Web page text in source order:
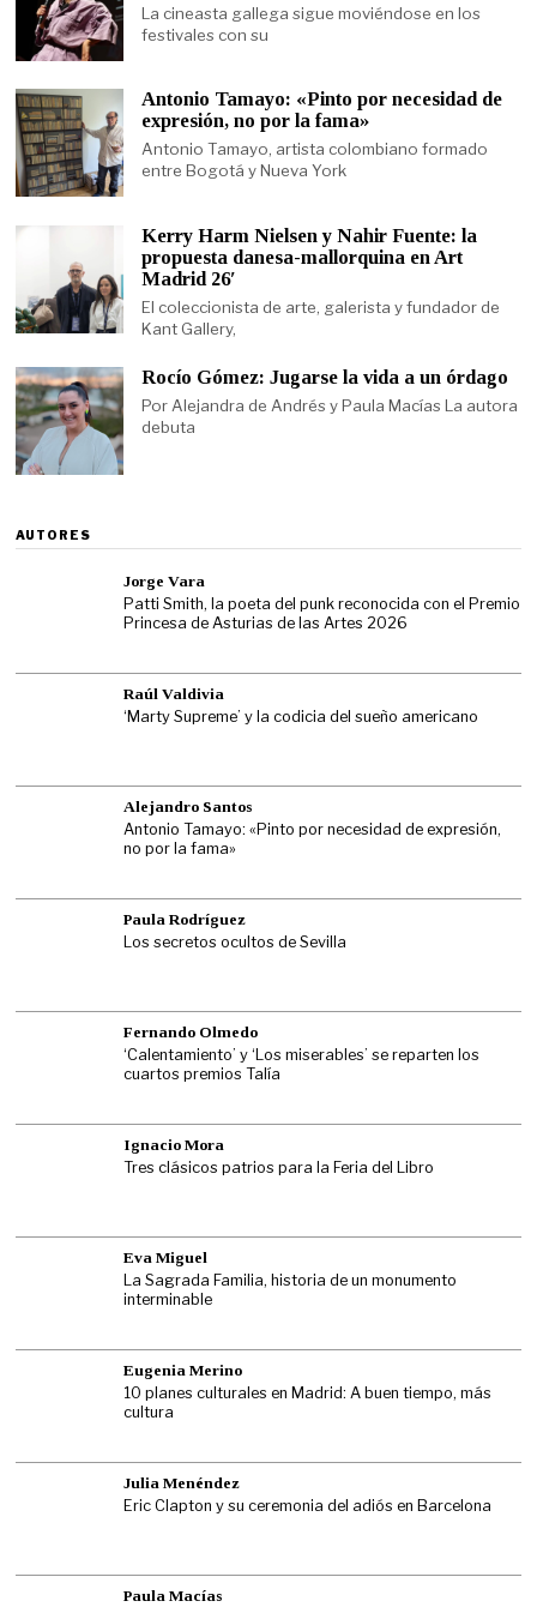
La cineasta gallega sigue moviéndose en los
festivales con su
Antonio Tamayo: «Pinto por necesidad de
expresión, no por la fama»
Antonio Tamayo, artista colombiano formado
entre Bogotá y Nueva York
Kerry Harm Nielsen y Nahir Fuente: la
propuesta danesa-mallorquina en Art
Madrid 26′
El coleccionista de arte, galerista y fundador de
Kant Gallery,
Rocío Gómez: Jugarse la vida a un órdago
Por Alejandra de Andrés y Paula Macías La autora
debuta
AUTORES
Jorge Vara
Patti Smith, la poeta del punk reconocida con el Premio
Princesa de Asturias de las Artes 2026
Raúl Valdivia
‘Marty Supreme’ y la codicia del sueño americano
Alejandro Santos
Antonio Tamayo: «Pinto por necesidad de expresión,
no por la fama»
Paula Rodríguez
Los secretos ocultos de Sevilla
Fernando Olmedo
‘Calentamiento’ y ‘Los miserables’ se reparten los
cuartos premios Talía
Ignacio Mora
Tres clásicos patrios para la Feria del Libro
Eva Miguel
La Sagrada Familia, historia de un monumento
interminable
Eugenia Merino
10 planes culturales en Madrid: A buen tiempo, más
cultura
Julia Menéndez
Eric Clapton y su ceremonia del adiós en Barcelona
Paula Macías